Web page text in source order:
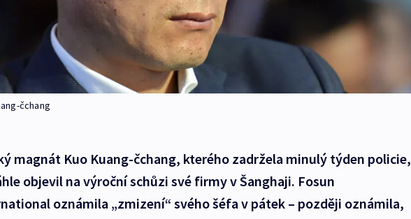
čchang
magnát Kuo Kuang-čchang, kterého zadržela minulý týden policie,
objevil na výroční schůzi své firmy v Šanghaji. Fosun
oznámila „zmizení“ svého šéfa v pátek – později oznámila,